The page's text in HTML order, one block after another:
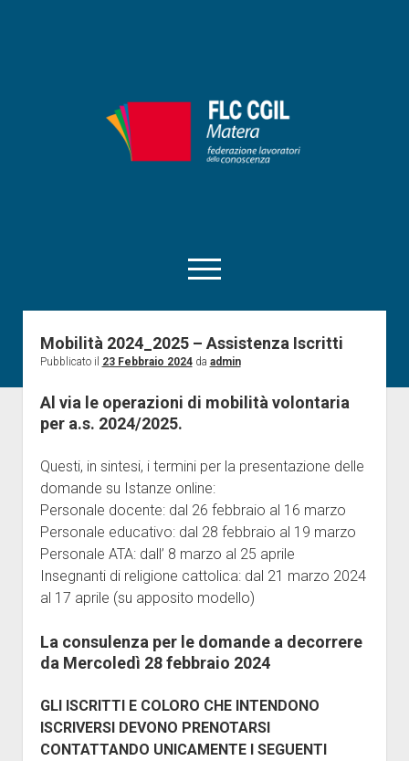
apri
menu
facebookinstagrammatera@flcgil.it
tel:0835330713
telegram
Home
RSU
Giornalini
Contratti
a
discesa
Ricerca
Galleria
Contatti
Vertenze
ISCRIZIONE
Mobilità 2024_2025 – Assistenza Iscritti
Pubblicato il 23 Febbraio 2024da admin
Al via le operazioni di mobilità volontaria
per a.s. 2024/2025.
Questi, in sintesi, i termini per la presentazione delle
domande su Istanze online:
Personale docente: dal 26 febbraio al 16 marzo
Personale educativo: dal 28 febbraio al 19 marzo
Personale ATA: dall’ 8 marzo al 25 aprile
Insegnanti di religione cattolica: dal 21 marzo 2024
al 17 aprile (su apposito modello)
La consulenza per le domande a decorrere
da Mercoledì 28 febbraio 2024
GLI ISCRITTI E COLORO CHE INTENDONO
ISCRIVERSI DEVONO PRENOTARSI
CONTATTANDO UNICAMENTE I SEGUENTI